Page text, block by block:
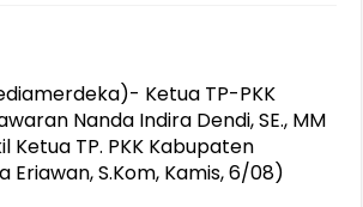
Ketua TP-PKK
Nanda Indira Dendi, SE., MM
Ketua TP. PKK Kabupaten
Eriawan, S.Kom, Kamis, 6/08)